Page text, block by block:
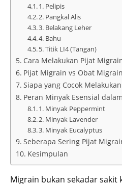
1. Pelipis
2. Pangkal Alis
3. Belakang Leher
4. Bahu
5. Titik LI4 (Tangan)
Cara Melakukan Pijat
Pijat Migrain vs Obat Migrain
Siapa yang Cocok
Peran Minyak Esensial
1. Minyak Peppermint
2. Minyak Lavender
3. Minyak Eucalyptus
Seberapa Sering Pijat
Kesimpulan
Migrain bukan sekadar sakit